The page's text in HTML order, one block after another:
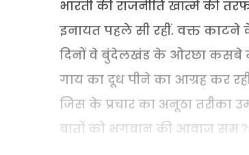
भारती की राजनीति खात्मे की
इनायत पहले सी रहीं. वक्त काटने
दिनों वे बुंदेलखंड के ओरछा कसबे
गाय का दूध पीने का आग्रह कर रही
जिस के प्रचार का अनूठा तरीका
बातों को भगवान की आवाज